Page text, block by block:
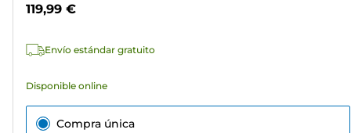
6
119,99 €
Envío estándar gratuito
Disponible online
Compra única